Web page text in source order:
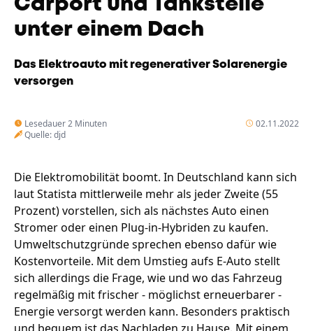
Wandern
Fotobox
Amphibienschutz
Team
Service
Podcast
Zeit fürs Oberland
Carport und Tankstelle
unter einem Dach
Das Elektroauto mit regenerativer Solarenergie
versorgen
Lesedauer 2 Minuten
Quelle: djd
02.11.2022
Die Elektromobilität boomt. In Deutschland kann sich
laut Statista mittlerweile mehr als jeder Zweite (55
Prozent) vorstellen, sich als nächstes Auto einen
Stromer oder einen Plug-in-Hybriden zu kaufen.
Umweltschutzgründe sprechen ebenso dafür wie
Kostenvorteile. Mit dem Umstieg aufs E-Auto stellt
sich allerdings die Frage, wie und wo das Fahrzeug
regelmäßig mit frischer - möglichst erneuerbarer -
Energie versorgt werden kann. Besonders praktisch